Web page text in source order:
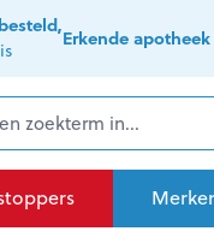
Erkende apotheek